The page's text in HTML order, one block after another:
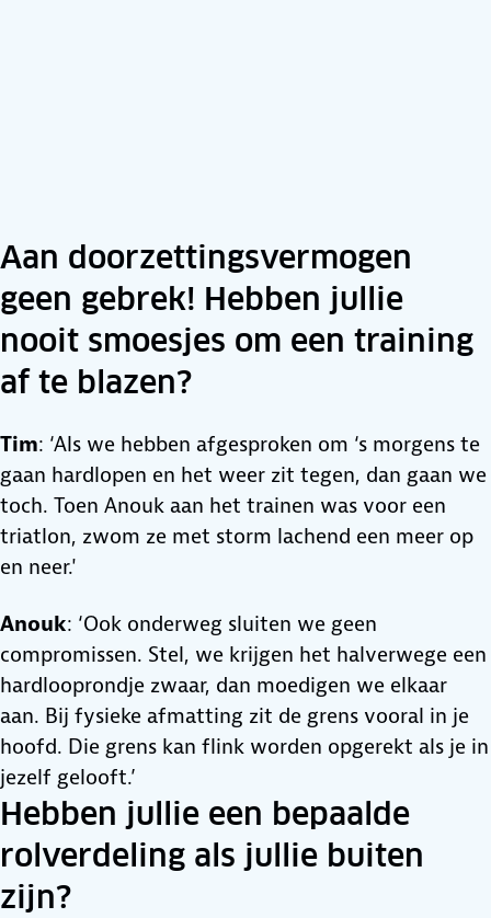
Aan doorzettingsvermogen
geen gebrek! Hebben jullie
nooit smoesjes om een training
af te blazen?
Tim: ‘Als we hebben afgesproken om ‘s morgens te
gaan hardlopen en het weer zit tegen, dan gaan we
toch. Toen Anouk aan het trainen was voor een
triatlon, zwom ze met storm lachend een meer op
en neer.'
Anouk: ‘Ook onderweg sluiten we geen
compromissen. Stel, we krijgen het halverwege een
hardlooprondje zwaar, dan moedigen we elkaar
aan. Bij fysieke afmatting zit de grens vooral in je
hoofd. Die grens kan flink worden opgerekt als je in
jezelf gelooft.’
Hebben jullie een bepaalde
rolverdeling als jullie buiten
zijn?